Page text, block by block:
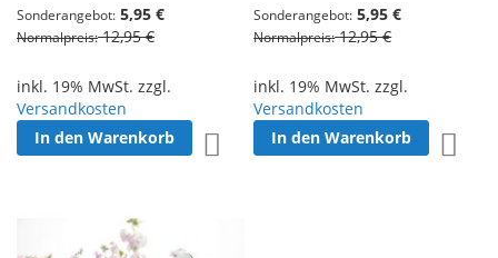
Sonderangebot 5,95 €
Normalpreis 12,95 €
inkl. 19% MwSt. zzgl.
Versandkosten
In den Warenkorb
Zur Wunschliste hinzufügen
Sonderangebot 5,95 €
Normalpreis 12,95 €
inkl. 19% MwSt. zzgl.
Versandkosten
In den Warenkorb